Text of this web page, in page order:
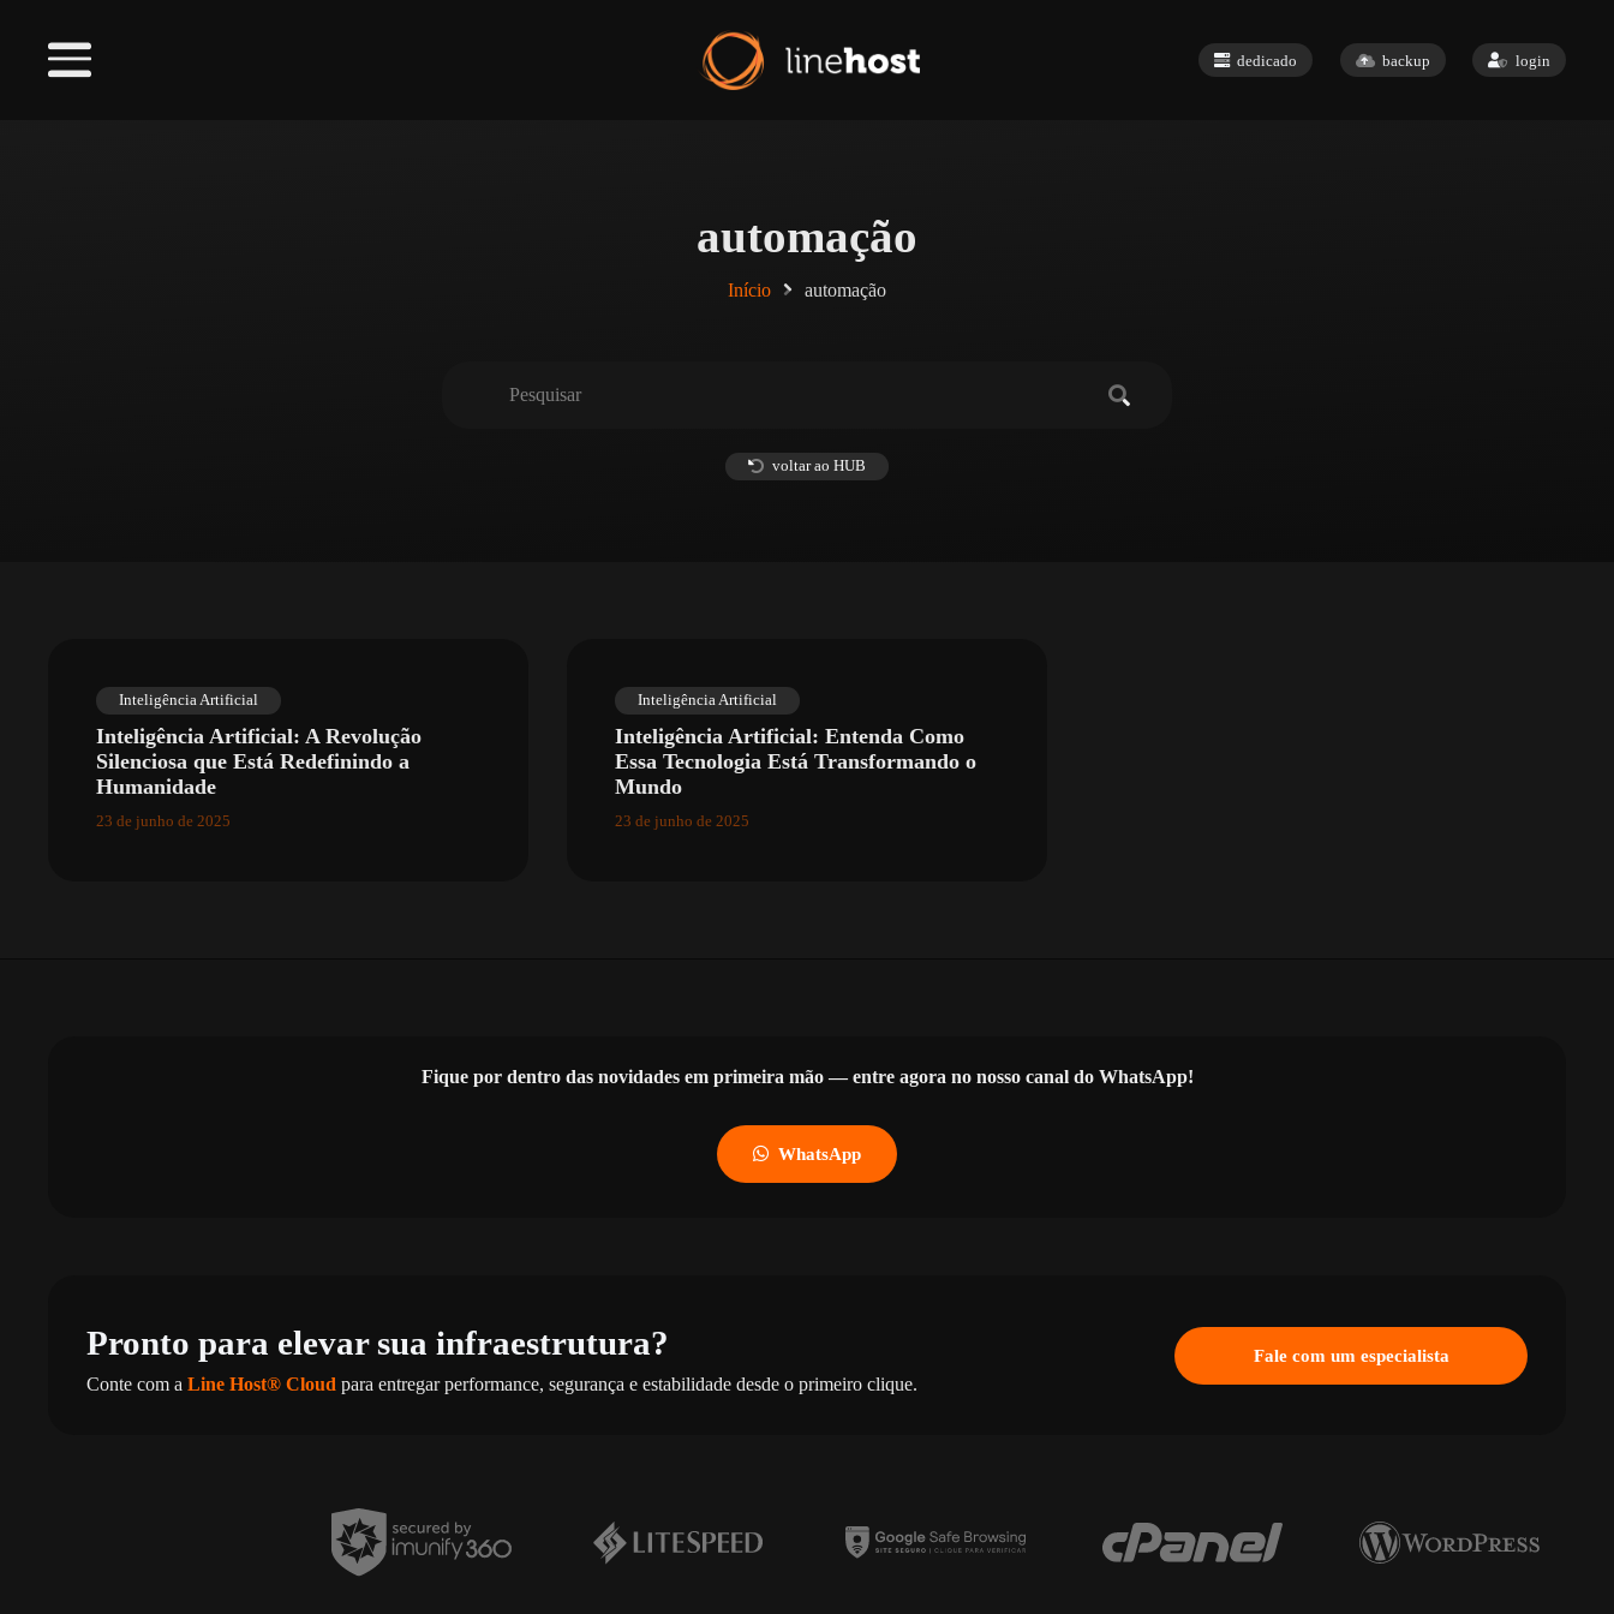
dedicado backup login
automação
Início automação
voltar ao HUB
Inteligência Artificial
Inteligência Artificial: A Revolução
Silenciosa que Está Redefinindo a
Humanidade
23 de junho de 2025
Inteligência Artificial
Inteligência Artificial: Entenda Como
Essa Tecnologia Está Transformando o
Mundo
23 de junho de 2025
Fique por dentro das novidades em primeira mão — entre agora no nosso canal do WhatsApp!
WhatsApp
Pronto para elevar sua infraestrutura?
Conte com a Line Host® Cloud para entregar performance, segurança e estabilidade desde o primeiro clique.
Fale com um especialista